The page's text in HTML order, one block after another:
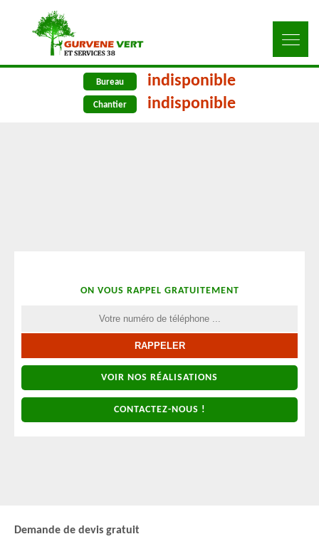
Bureau indisponible
Chantier indisponible
ON VOUS RAPPEL GRATUITEMENT
VOIR NOS RÉALISATIONS
CONTACTEZ-NOUS !
Demande de devis gratuit